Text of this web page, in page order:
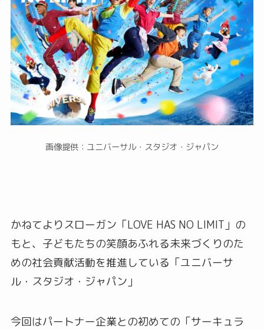
画像提供：ユニバーサル・スタジオ・ジャパン
かねてよりスローガン「LOVE HAS NO LIMIT」の
もと、子どもたちの笑顔あふれる未来づくりのた
めの社会貢献活動を推進している「ユニバーサ
ル・スタジオ・ジャパン」
今回はパートナー企業との初めての「サーキュラ